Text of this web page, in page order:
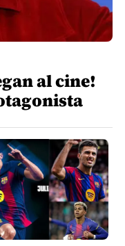
al cine!